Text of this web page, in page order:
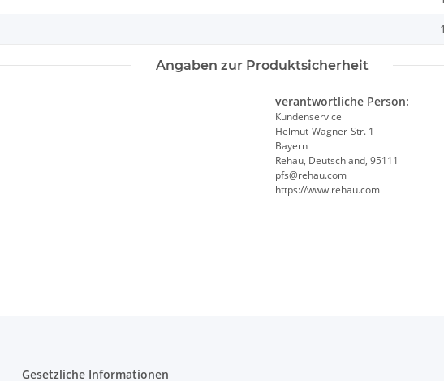
Angaben zur Produktsicherheit
verantwortliche Person:
Kundenservice
Helmut-Wagner-Str. 1
Bayern
Rehau, Deutschland, 95111
pfs@rehau.com
https://www.rehau.com
Gesetzliche Informationen